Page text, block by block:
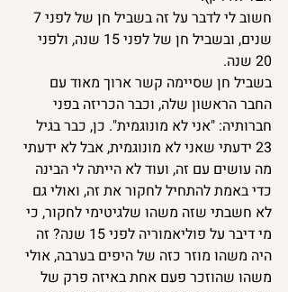
שנים, ובשביל חן של לפני 15 שנה, ולפני
20 שנה.
בשביל חן שסיימה קשר ארוך מאוד עם
החבר הראשון שלה, וכבר הכריזה בפני
חברותיה: "אני לא מונוגמית". כן, כבר בגיל
23 ידעתי שאני לא מונוגמית, אבל לא ידעתי
מה עושים עם זה, ועוד לא הייתה לי הבינה
כדי באמת להתחיל לחקור את זה, ואולי גם
לא חשבתי שזה משהו שלגיטימי לחקור, כי
מי דיבר על פוליאמוריה לפני 15 שנה? זה
היה משהו מוזר כזה של היפים בערבה, אולי
משהו שהוזכר פעם אחת באיזה פרק של